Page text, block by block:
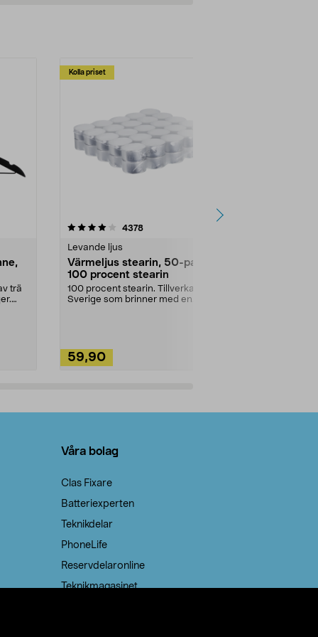
trä
Kolla priset
4378recensioner
Levande ljus
Värmeljus stearin, 50-pack,
100 procent stearin
100 procent stearin. Tillverkade i
Sverige som brinner med en
59,90
4.5av 5 stjärnor
Våra bolag
Clas Fixare
Batteriexperten
Teknikdelar
PhoneLife
Reservdelaronline
Teknikmagasinet